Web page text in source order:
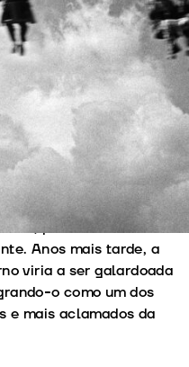
em Istambul.
que frequentou na
parte do seu tempo à
cinema. Só depois de
a estudar
forçado a interromper
de realizar uma
para o festival
uma trilogia de longas-
, premiado com o
passou a ser
Anos mais tarde, a
viria a ser galardoada
o como um dos
e mais aclamados da